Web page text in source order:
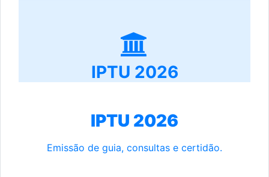
IPTU 2026
IPTU 2026
Emissão de guia, consultas e certidão.